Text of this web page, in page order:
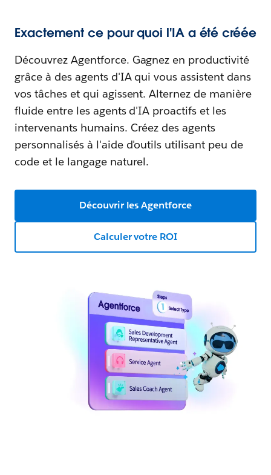
Exactement ce pour quoi l'IA a été créée
Découvrez Agentforce. Gagnez en productivité
grâce à des agents d'IA qui vous assistent dans
vos tâches et qui agissent. Alternez de manière
fluide entre les agents d'IA proactifs et les
intervenants humains. Créez des agents
personnalisés à l'aide d'outils utilisant peu de
code et le langage naturel.
Découvrir les Agentforce
Calculer votre ROI